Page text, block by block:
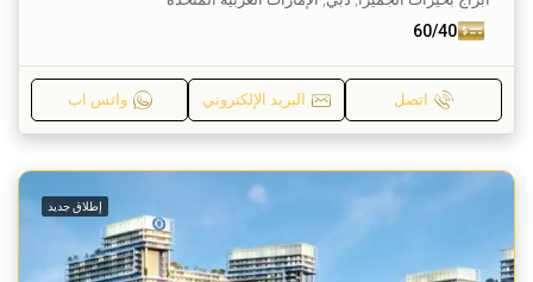
60/40
اتصل البريد الإلكتروني واتس اب
إطلاق جديد